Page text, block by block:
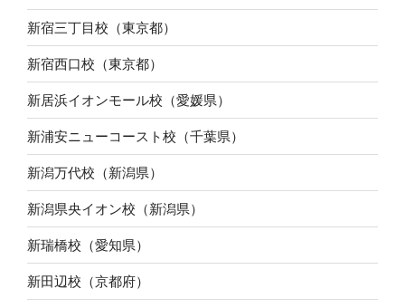
新宿三丁目校（東京都）
新宿西口校（東京都）
新居浜イオンモール校（愛媛県）
新浦安ニューコースト校（千葉県）
新潟万代校（新潟県）
新潟県央イオン校（新潟県）
新瑞橋校（愛知県）
新田辺校（京都府）